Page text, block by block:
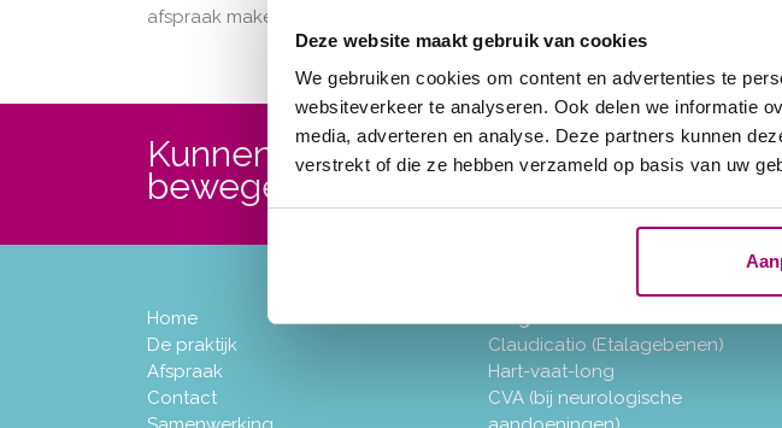
Deze website maakt gebruik van cookies
We gebruiken cookies om content en advertenties te
websiteverkeer te analyseren. Ook delen we informatie
media, adverteren en analyse. Deze partners kunnen
verstrekt of die ze hebben verzameld op basis van uw
afspraak maken, kunt u gebruik maken van ons
Kunnen wij u helpen snel weer goed
bewegen?
Home
De praktijk
Afspraak
Contact
Programma’s
Claudicatio (Etalagebenen)
Hart-vaat-long
CVA (bij neurologische